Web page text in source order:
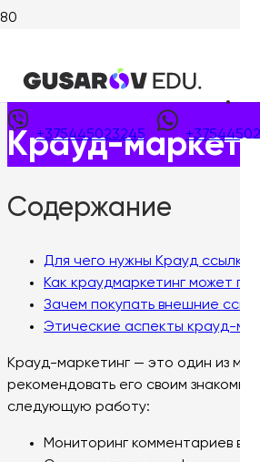
+375445023245
Опубликовано:3 марта, 2024
Крауд-
Содержание
Для чего нужны Крауд ссылки?
Как краудмаркетинг может
Зачем покупать внешние
Этические аспекты крауд-
Крауд-маркетинг — это один из
рекомендовать его своим
следующую работу:
Мониторинг комментариев в